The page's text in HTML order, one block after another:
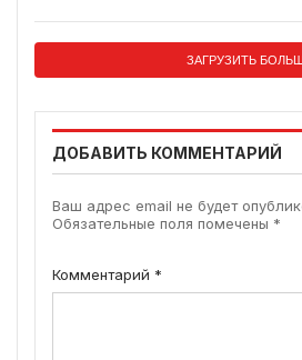
ЗАГРУЗИТЬ
ДОБАВИТЬ КОММЕНТАРИЙ
Ваш адрес email не будет
Обязательные поля помечены *
Комментарий *